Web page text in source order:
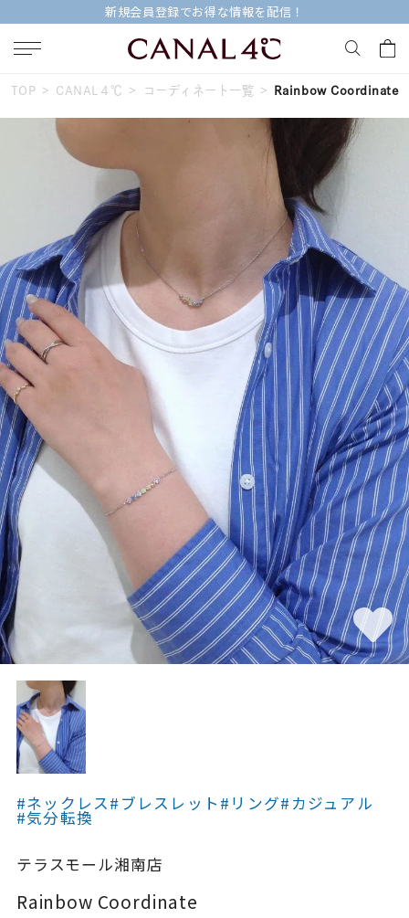
新規会員登録でお得な情報を配信！
キーワードで検索する
人気検索キーワード
#ハーフエタニティリング #エタニティ
#ダイヤモンド ネックレス #eギフト
ブランド Canal４℃
カテゴリー すべてのジュエリー
素材
カラー
誕生石
モチーフ
石の色
ファッションテイス
ト
着用シーン
TOP CANAL４℃ コーディネート一覧 Rainbow Coordinate
#ネックレス#ブレスレット #リング#カジュアル
#気分転換
テラスモール湘南店
Rainbow Coordinate